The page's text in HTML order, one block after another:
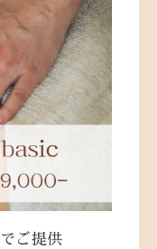
ご提供